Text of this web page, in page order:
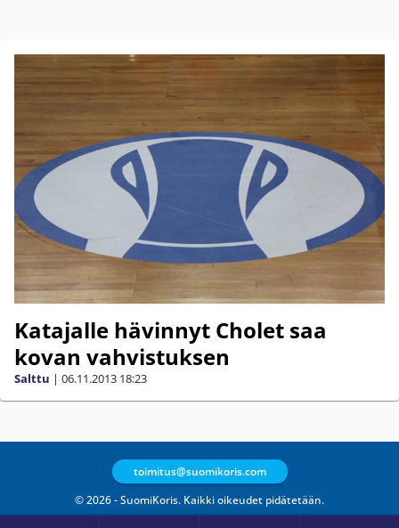
Katajalle hävinnyt Cholet saa
kovan vahvistuksen
Salttu | 06.11.2013 18:23
© 2026 - SuomiKoris. Kaikki oikeudet pidätetään.
toimitus@suomikoris.com